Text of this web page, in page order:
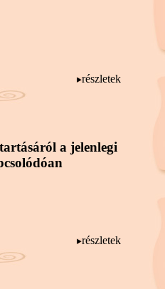
részletek
a jelenlegi
részletek